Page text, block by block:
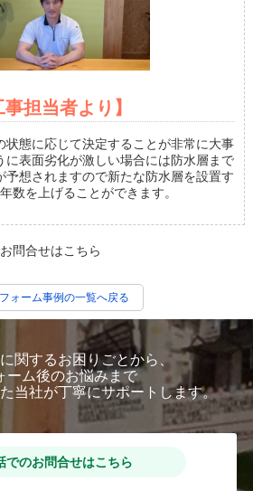
事担当者より】
状態に応じて決定することが非常に大事
に表面劣化が激しい場合には防水層まで
予想されますので新たな防水層を設置す
数を上げることができます。
お問合せはこちら
ォーム事例の一覧へ戻る
関するお困りごとから、
ーム後のお悩みまで
当社が丁寧にサポートします。
でのお問合せはこちら